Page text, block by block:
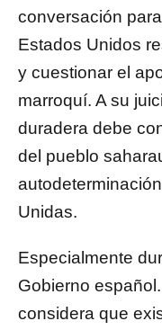
conversación
Estados Unidos
y cuestionar el
marroquí. A su
duradera debe
del pueblo
Unidas.
Especialmente
Gobierno
considera que